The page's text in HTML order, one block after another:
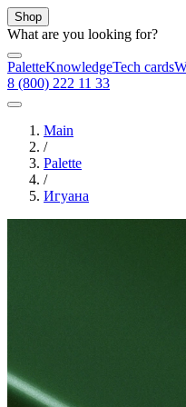
Shop
What are you looking for?
PaletteKnowledgeTech cards
8 (800) 222 11 33
Main
/
Palette
/
Игуана